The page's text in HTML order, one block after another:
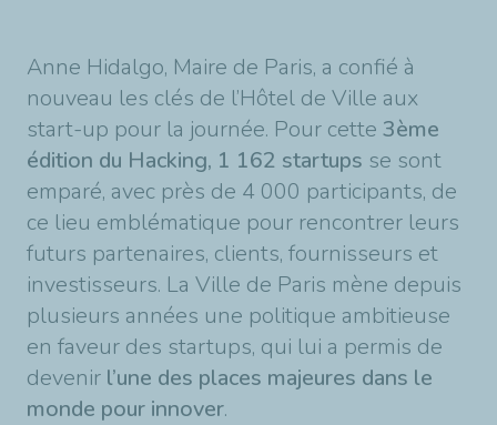
Anne Hidalgo, Maire de Paris, a confié à
nouveau les clés de l’Hôtel de Ville aux
start-up pour la journée. Pour cette 3ème
édition du Hacking, 1 162 startups se sont
emparé, avec près de 4 000 participants, de
ce lieu emblématique pour rencontrer leurs
futurs partenaires, clients, fournisseurs et
investisseurs. La Ville de Paris mène depuis
plusieurs années une politique ambitieuse
en faveur des startups, qui lui a permis de
devenir l’une des places majeures dans le
monde pour innover.